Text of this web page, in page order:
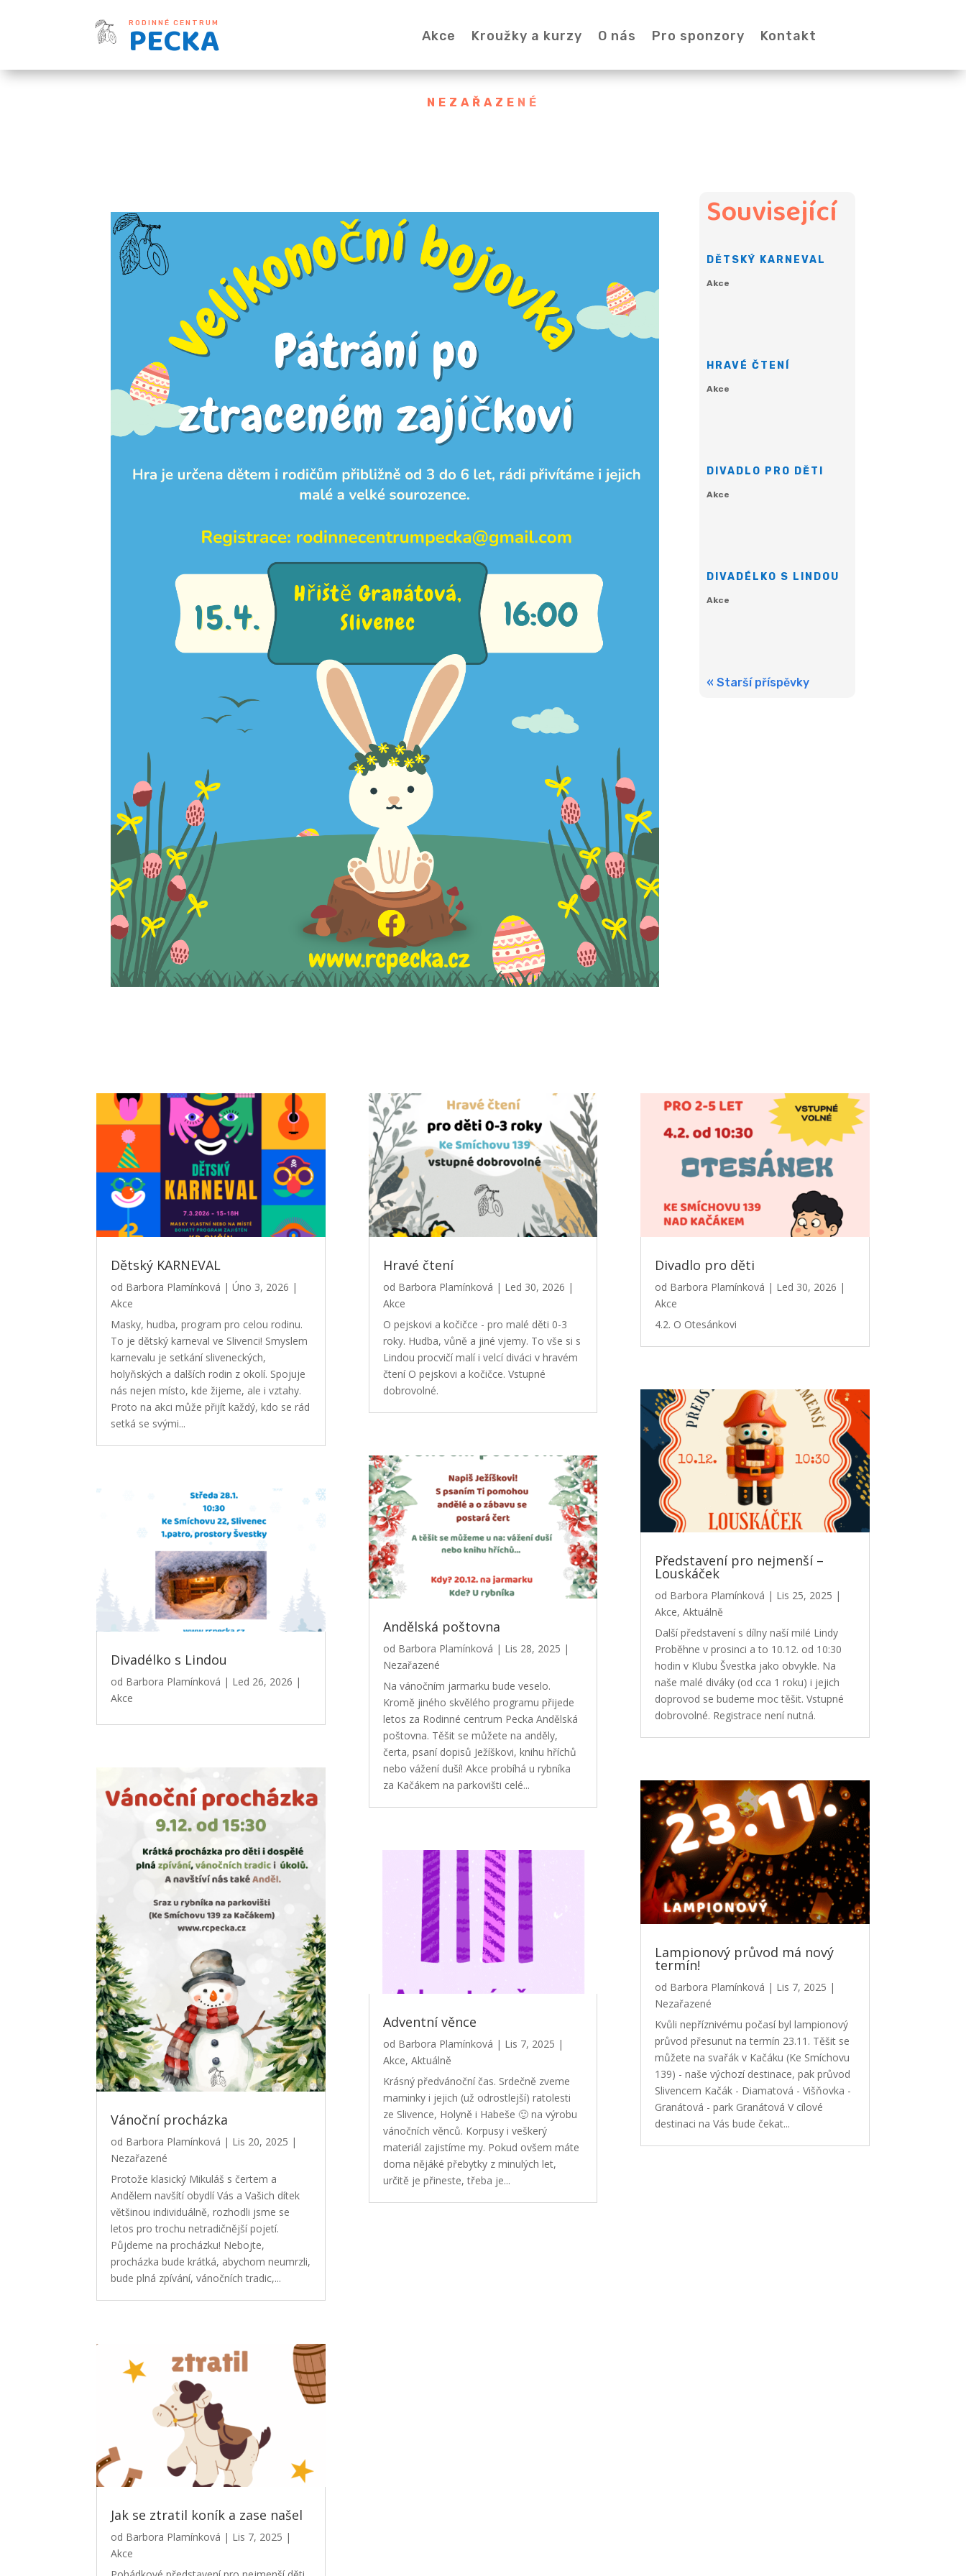
RODINNÉ CENTRUM
PECKA Akce Kroužky a kurzy O nás Pro sponzory Kontakt
NEZAŘAZENÉ
Související
DĚTSKÝ KARNEVAL
Akce
HRAVÉ ČTENÍ
Akce
DIVADLO PRO DĚTI
Akce
DIVADÉLKO S LINDOU
Akce
« Starší příspěvky
Dětský KARNEVAL
od Barbora Plamínková |Úno 3, 2026 |
Akce
Masky, hudba, program pro celou rodinu.
To je dětský karneval ve Slivenci! Smyslem
karnevalu je setkání sliveneckých,
holyňských a dalších rodin z okolí. Spojuje
nás nejen místo, kde žijeme, ale i vztahy.
Proto na akci může přijít každý, kdo se rád
setká se svými...
Divadélko s Lindou
od Barbora Plamínková | Led 26, 2026 |
Akce
Vánoční procházka
od Barbora Plamínková | Lis 20, 2025 |
Nezařazené
Protože klasický Mikuláš s čertem a
Andělem navšítí obydlí Vás a Vašich dítek
většinou individuálně, rozhodli jsme se
letos pro trochu netradičnější pojetí.
Půjdeme na procházku! Nebojte,
procházka bude krátká, abychom neumrzli,
bude plná zpívání, vánočních tradic,...
Jak se ztratil koník a zase našel
od Barbora Plamínková | Lis 7, 2025 |
Akce
Hravé čtení
od Barbora Plamínková | Led 30, 2026 |
Akce
O pejskovi a kočičce - pro malé děti 0-3
roky. Hudba, vůně a jiné vjemy. To vše si s
Lindou procvičí malí i velcí diváci v hravém
čtení O pejskovi a kočičce. Vstupné
dobrovolné.
Andělská poštovna
od Barbora Plamínková | Lis 28, 2025 |
Nezařazené
Na vánočním jarmarku bude veselo.
Kromě jiného skvělého programu přijede
letos za Rodinné centrum Pecka Andělská
poštovna. Těšit se můžete na anděly,
čerta, psaní dopisů Ježíškovi, knihu hříchů
nebo vážení duší! Akce probíhá u rybníka
za Kačákem na parkovišti celé...
Adventní věnce
od Barbora Plamínková | Lis 7, 2025 |
Akce, Aktuálně
Krásný předvánoční čas. Srdečně zveme
maminky i jejich (už odrostlejší) ratolesti
ze Slivence, Holyně i Habeše 🙂 na výrobu
vánočních věnců. Korpusy i veškerý
materiál zajistíme my. Pokud ovšem máte
doma nějáké přebytky z minulých let,
určitě je přineste, třeba je...
Divadlo pro děti
od Barbora Plamínková | Led 30, 2026 |
Akce
4.2. O Otesánkovi
Představení pro nejmenší –
Louskáček
od Barbora Plamínková | Lis 25, 2025 |
Akce, Aktuálně
Další představení s dílny naší milé Lindy
Proběhne v prosinci a to 10.12. od 10:30
hodin v Klubu Švestka jako obvykle. Na
naše malé diváky (od cca 1 roku) i jejich
doprovod se budeme moc těšit. Vstupné
dobrovolné. Registrace není nutná.
Lampionový průvod má nový
termín!
od Barbora Plamínková | Lis 7, 2025 |
Nezařazené
Kvůli nepříznivému počasí byl lampionový
průvod přesunut na termín 23.11. Těšit se
můžete na svařák v Kačáku (Ke Smíchovu
139) - naše výchozí destinace, pak průvod
Slivencem Kačák - Diamatová - Višňovka -
Granátová - park Granátová V cílové
destinaci na Vás bude čekat...